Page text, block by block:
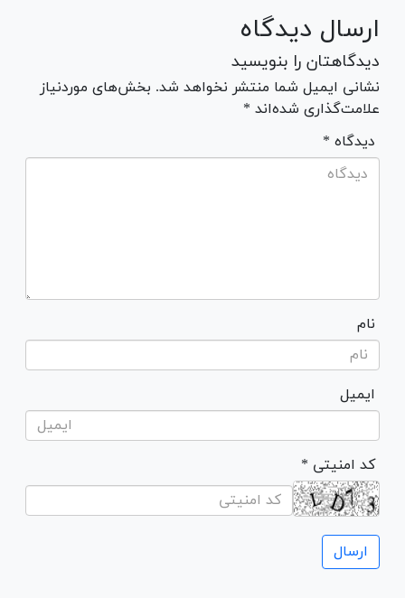
ارسال دیدگاه
دیدگاهتان را بنویسید
نشانی ایمیل شما منتشر نخواهد شد. بخش‌های موردنیاز
علامت‌گذاری شده‌اند *
* دیدگاه
نام
ایمیل
* کد امنیتی